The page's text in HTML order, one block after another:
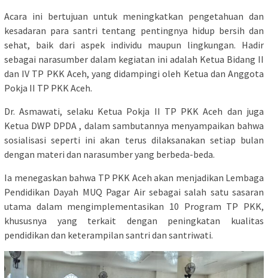
Acara ini bertujuan untuk meningkatkan pengetahuan dan
kesadaran para santri tentang pentingnya hidup bersih dan
sehat, baik dari aspek individu maupun lingkungan. Hadir
sebagai narasumber dalam kegiatan ini adalah Ketua Bidang II
dan IV TP PKK Aceh, yang didampingi oleh Ketua dan Anggota
Pokja II TP PKK Aceh.
Dr. Asmawati, selaku Ketua Pokja II TP PKK Aceh dan juga
Ketua DWP DPDA , dalam sambutannya menyampaikan bahwa
sosialisasi seperti ini akan terus dilaksanakan setiap bulan
dengan materi dan narasumber yang berbeda-beda.
Ia menegaskan bahwa TP PKK Aceh akan menjadikan Lembaga
Pendidikan Dayah MUQ Pagar Air sebagai salah satu sasaran
utama dalam mengimplementasikan 10 Program TP PKK,
khususnya yang terkait dengan peningkatan kualitas
pendidikan dan keterampilan santri dan santriwati.